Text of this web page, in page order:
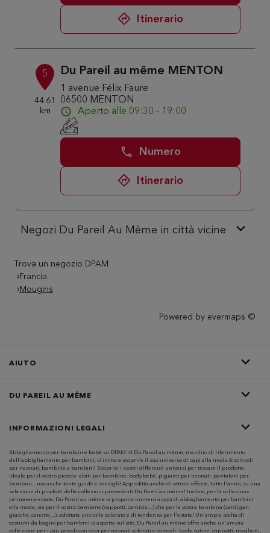
Itinerario
5
44.61
km
Du Pareil au même MENTON
1 avenue Félix Faure
06500 MENTON
Aperto alle 09:30 - 19:00
Numero
Itinerario
Negozi Du Pareil Au Même in città vicine
Trova un negozio DPAM
Francia
Mougins
Powered by evermaps ©
AIUTO
DU PAREIL AU MÊME
INFORMAZIONI LEGALI
Abbigliamento per bambini e bebè su DPAM.it! Du Pareil au même, marchio di riferimento
dell'abbigliamento per bambini, vi invita a scoprire il suo universo di capi alla moda & comodi
per neonati, bambine e bambini! Scoprite i nostri differenti universi per trovare il prodotto
ideale per il vostro piccolo: abiti per bambine, body bebè, pigiami per neonati, pantaloni per
bambini... ma anche tante guide e consigli! Approfitta anche di ottime offerte, tutto l'anno, su una
selezione di prodotti delle collezioni precedenti Du Pareil au même! Inoltre, per la collezione
primavera-estate, Du Pareil au même vi propone numerosi capi di abbigliamento per bambini
alla moda, sia per il vostro bambino (cappotti, camicie,...) che per la vostra bambina (cardigan,
giacche, canotte,...), adottate uno stile colorato e di tendenza per l'estate! Un'ampia scelta di
costumi da bagno per bambini vi aspetta sul sito. Du Pareil au même offre anche un'ampia
collezione per i più piccoli con capi per neonati colorati e comodi: body, tutine, cappotti, maglioni,